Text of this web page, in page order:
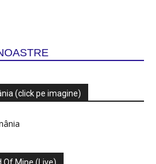
(click pe imagine)